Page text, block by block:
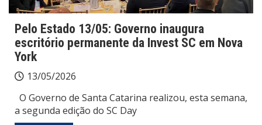
Pelo Estado 13/05: Governo inaugura
escritório permanente da Invest SC em Nova
York
13/05/2026
O Governo de Santa Catarina realizou, esta semana,
a segunda edição do SC Day